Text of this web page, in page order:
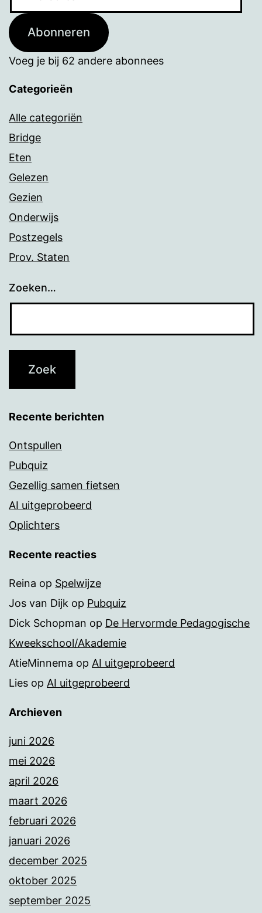
Abonneren
Voeg je bij 62 andere abonnees
Categorieën
Alle categoriën
Bridge
Eten
Gelezen
Gezien
Onderwijs
Postzegels
Prov. Staten
Zoeken…
Recente berichten
Ontspullen
Pubquiz
Gezellig samen fietsen
AI uitgeprobeerd
Oplichters
Recente reacties
Reina op Spelwijze
Jos van Dijk op Pubquiz
Dick Schopman op De Hervormde Pedagogische
Kweekschool/Akademie
AtieMinnema op AI uitgeprobeerd
Lies op AI uitgeprobeerd
Archieven
juni 2026
mei 2026
april 2026
maart 2026
februari 2026
januari 2026
december 2025
oktober 2025
september 2025